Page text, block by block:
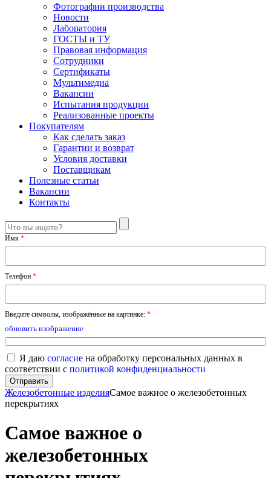
Фотографии производства
Новости
Лаборатория
ГОСТЫ и ТУ
Правовая информация
Сотрудники
Сертификаты
Мультимедиа
Вакансии
Испытания продукции
Реализованные проекты
Покупателям
Как сделать заказ
Гарантии и возврат
Условия доставки
Поставщикам
Полезные статьи
Вакансии
Контакты
Имя *
Телефон *
Введите символы, изображённые на картинке: *
обновить изображение
Я даю согласие на обработку персональных данных в
соответствии с политикой конфиденциальности
Железобетонные изделияСамое важное о железобетонных
перекрытиях
Самое важное о
железобетонных